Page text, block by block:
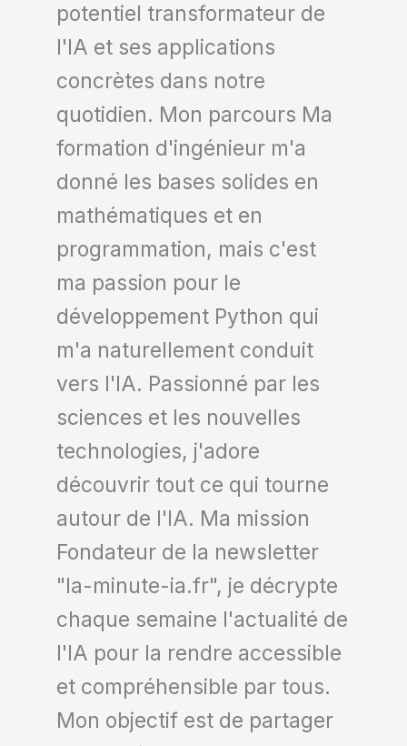
potentiel transformateur de
l'IA et ses applications
concrètes dans notre
quotidien. Mon parcours Ma
formation d'ingénieur m'a
donné les bases solides en
mathématiques et en
programmation, mais c'est
ma passion pour le
développement Python qui
m'a naturellement conduit
vers l'IA. Passionné par les
sciences et les nouvelles
technologies, j'adore
découvrir tout ce qui tourne
autour de l'IA. Ma mission
Fondateur de la newsletter
"la-minute-ia.fr", je décrypte
chaque semaine l'actualité de
l'IA pour la rendre accessible
et compréhensible par tous.
Mon objectif est de partager